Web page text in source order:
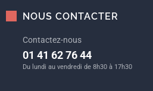
NOUS CONTACTER
Contactez-nous
01 41 62 76 44
Du lundi au vendredi de 8h30 à 17h30